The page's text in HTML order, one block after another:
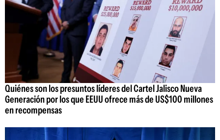
Quiénes son los presuntos líderes del Cartel Jalisco Nueva
Generación por los que EEUU ofrece más de US$100 millones
en recompensas